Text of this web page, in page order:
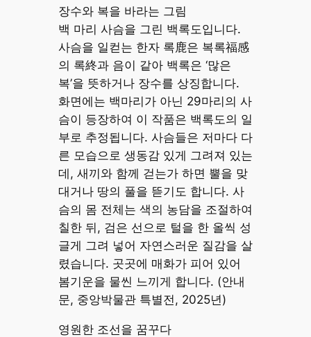
장수와 복을 바라는 그림
백 마리 사슴을 그린 백록도입니다.
사슴을 일컫는 한자 록鹿은 복록福感
의 록終과 음이 같아 백록은 ‘많은
복’을 뜻하거나 장수를 상징합니다.
화면에는 백마리가 아닌 29마리의 사
슴이 등장하여 이 작품은 백록도의 일
부로 추정됩니다. 사슴들은 저마다 다
른 모습으로 생동감 있게 그려져 있는
데, 새끼와 함께 걷는가 하면 뿔을 맞
대거나 땅의 풀을 뜯기도 합니다. 사
슴의 몸 전체는 색의 농담을 조절하여
칠한 뒤, 검은 선으로 털을 한 올씩 성
글게 그려 넣어 자연스러운 질감을 살
렸습니다. 곳곳에 매화가 피어 있어
봄기운을 물씬 느끼게 합니다. (안내
문, 중앙박물관 특별전, 2025년)
영원한 조선을 꿈꾸다